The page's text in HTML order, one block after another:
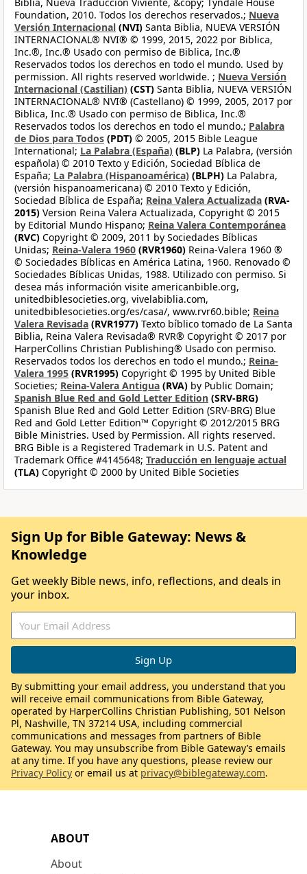
Foundation, 2010. Todos los derechos reservados.; Nueva
Versión Internacional (NVI) Santa Biblia, NUEVA VERSIÓN
INTERNACIONAL® NVI® © 1999, 2015, 2022 por Biblica,
Inc.®, Inc.® Usado con permiso de Biblica, Inc.®
Reservados todos los derechos en todo el mundo. Used by
permission. All rights reserved worldwide. ; Nueva Versión
Internacional (Castilian) (CST) Santa Biblia, NUEVA VERSIÓN
INTERNACIONAL® NVI® (Castellano) © 1999, 2005, 2017 por
Biblica, Inc.® Usado con permiso de Biblica, Inc.®
Reservados todos los derechos en todo el mundo.; Palabra
de Dios para Todos (PDT) © 2005, 2015 Bible League
International; La Palabra (España) (BLP) La Palabra, (versión
española) © 2010 Texto y Edición, Sociedad Bíblica de
España; La Palabra (Hispanoamérica) (BLPH) La Palabra,
(versión hispanoamericana) © 2010 Texto y Edición,
Sociedad Bíblica de España; Reina Valera Actualizada (RVA-
2015) Version Reina Valera Actualizada, Copyright © 2015
by Editorial Mundo Hispano; Reina Valera Contemporánea
(RVC) Copyright © 2009, 2011 by Sociedades Bíblicas
Unidas; Reina-Valera 1960 (RVR1960) Reina-Valera 1960 ®
© Sociedades Bíblicas en América Latina, 1960. Renovado ©
Sociedades Bíblicas Unidas, 1988. Utilizado con permiso. Si
desea más información visite americanbible.org,
unitedbiblesocieties.org, vivelabiblia.com,
unitedbiblesocieties.org/es/casa/, www.rvr60.bible; Reina
Valera Revisada (RVR1977) Texto bíblico tomado de La Santa
Biblia, Reina Valera Revisada® RVR® Copyright © 2017 por
HarperCollins Christian Publishing® Usado con permiso.
Reservados todos los derechos en todo el mundo.; Reina-
Valera 1995 (RVR1995) Copyright © 1995 by United Bible
Societies; Reina-Valera Antigua (RVA) by Public Domain;
Spanish Blue Red and Gold Letter Edition (SRV-BRG)
Spanish Blue Red and Gold Letter Edition (SRV-BRG) Blue
Red and Gold Letter Edition™ Copyright © 2012/2015 BRG
Bible Ministries. Used by Permission. All rights reserved.
BRG Bible is a Registered Trademark in U.S. Patent and
Trademark Office #4145648; Traducción en lenguaje actual
(TLA) Copyright © 2000 by United Bible Societies
ABOUT
About
Sign Up for Bible Gateway: News &
Knowledge
Get weekly Bible news, info, reflections, and deals in
your inbox.
By submitting your email address, you understand that you
will receive email communications from Bible Gateway,
operated by HarperCollins Christian Publishing, 501 Nelson
Pl, Nashville, TN 37214 USA, including commercial
communications and messages from partners of Bible
Gateway. You may unsubscribe from Bible Gateway’s emails
at any time. If you have any questions, please review our
Privacy Policy or email us at privacy@biblegateway.com.